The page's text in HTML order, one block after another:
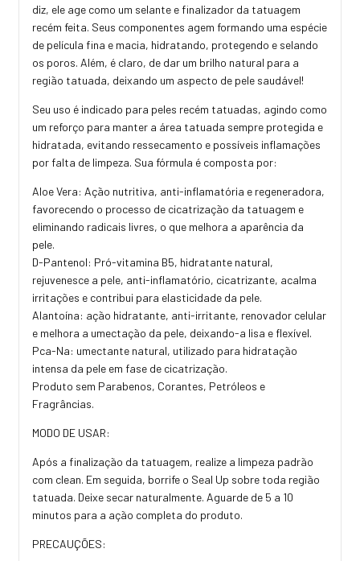
diz, ele age como um selante e finalizador da tatuagem
recém feita. Seus componentes agem formando uma espécie
de película fina e macia, hidratando, protegendo e selando
os poros. Além, é claro, de dar um brilho natural para a
região tatuada, deixando um aspecto de pele saudável!
Seu uso é indicado para peles recém tatuadas, agindo como
um reforço para manter a área tatuada sempre protegida e
hidratada, evitando ressecamento e possíveis inflamações
por falta de limpeza. Sua fórmula é composta por:
Aloe Vera: Ação nutritiva, anti-inflamatória e regeneradora,
favorecendo o processo de cicatrização da tatuagem e
eliminando radicais livres, o que melhora a aparência da
pele.
D-Pantenol: Pró-vitamina B5, hidratante natural,
rejuvenesce a pele, anti-inflamatório, cicatrizante, acalma
irritações e contribui para elasticidade da pele.
Alantoína: ação hidratante, anti-irritante, renovador celular
e melhora a umectação da pele, deixando-a lisa e flexível.
Pca-Na: umectante natural, utilizado para hidratação
intensa da pele em fase de cicatrização.
Produto sem Parabenos, Corantes, Petróleos e
Fragrâncias.
MODO DE USAR:
Após a finalização da tatuagem, realize a limpeza padrão
com clean. Em seguida, borrife o Seal Up sobre toda região
tatuada. Deixe secar naturalmente. Aguarde de 5 a 10
minutos para a ação completa do produto.
PRECAUÇÕES: